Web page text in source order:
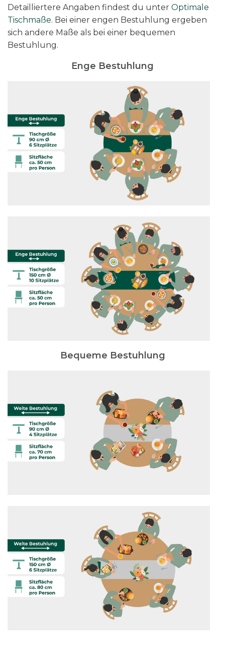
Detailliertere Angaben findest du unter Optimale
Tischmaße. Bei einer engen Bestuhlung ergeben
sich andere Maße als bei einer bequemen
Bestuhlung.
Enge Bestuhlung
Bequeme Bestuhlung